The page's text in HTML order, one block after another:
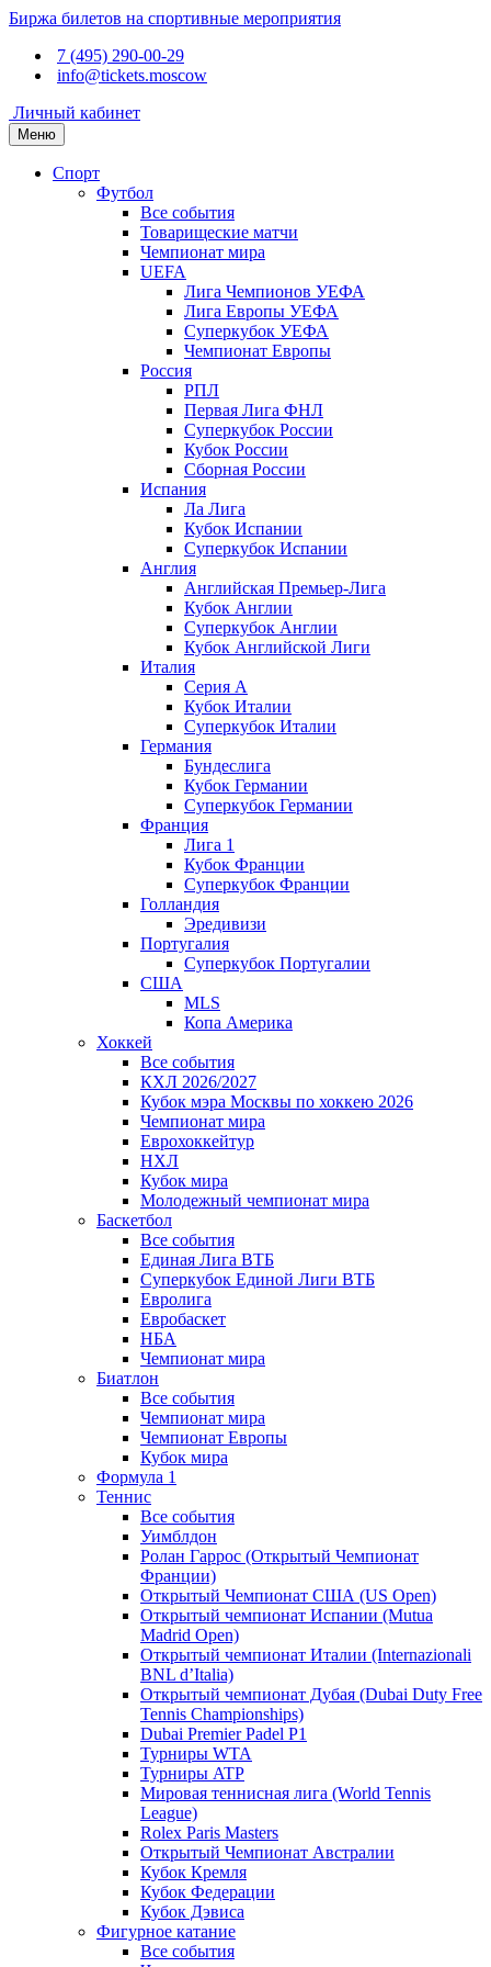
Биржа билетов на спортивные мероприятия
7 (495) 290-00-29
info@tickets.moscow
Личный кабинет
Меню
Спорт
Футбол
Все события
Товарищеские матчи
Чемпионат мира
UEFA
Лига Чемпионов УЕФА
Лига Европы УЕФА
Суперкубок УЕФА
Чемпионат Европы
Россия
РПЛ
Первая Лига ФНЛ
Суперкубок России
Кубок России
Сборная России
Испания
Ла Лига
Кубок Испании
Суперкубок Испании
Англия
Английская Премьер-Лига
Кубок Англии
Суперкубок Англии
Кубок Английской Лиги
Италия
Серия А
Кубок Италии
Суперкубок Италии
Германия
Бундеслига
Кубок Германии
Суперкубок Германии
Франция
Лига 1
Кубок Франции
Суперкубок Франции
Голландия
Эредивизи
Португалия
Суперкубок Португалии
США
MLS
Копа Америка
Хоккей
Все события
КХЛ 2026/2027
Кубок мэра Москвы по хоккею 2026
Чемпионат мира
Еврохоккейтур
НХЛ
Кубок мира
Молодежный чемпионат мира
Баскетбол
Все события
Единая Лига ВТБ
Суперкубок Единой Лиги ВТБ
Евролига
Евробаскет
НБА
Чемпионат мира
Биатлон
Все события
Чемпионат мира
Чемпионат Европы
Кубок мира
Формула 1
Теннис
Все события
Уимблдон
Ролан Гаррос (Открытый Чемпионат
Франции)
Открытый Чемпионат США (US Open)
Открытый чемпионат Испании (Mutua
Madrid Open)
Открытый чемпионат Италии (Internazionali
BNL d’Italia)
Открытый чемпионат Дубая (Dubai Duty Free
Tennis Championships)
Dubai Premier Padel P1
Турниры WTA
Турниры ATP
Мировая теннисная лига (World Tennis
League)
Rolex Paris Masters
Открытый Чемпионат Австралии
Кубок Кремля
Кубок Федерации
Кубок Дэвиса
Фигурное катание
Все события